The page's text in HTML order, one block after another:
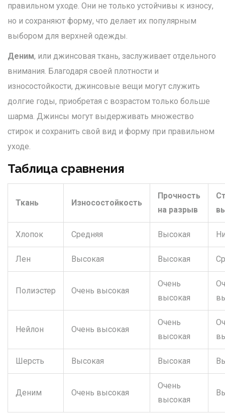
правильном уходе. Они не только устойчивы к износу,
но и сохраняют форму, что делает их популярным
выбором для верхней одежды.
Деним, или джинсовая ткань, заслуживает отдельного
внимания. Благодаря своей плотности и
износостойкости, джинсовые вещи могут служить
долгие годы, приобретая с возрастом только больше
шарма. Джинсы могут выдерживать множество
стирок и сохранить свой вид и форму при правильном
уходе.
Таблица сравнения
Ткань Износостойкость
Прочность
на разрыв
Хлопок Средняя Высокая
Лен Высокая Высокая
Полиэстер Очень высокая
Очень
высокая
Нейлон Очень высокая
Очень
высокая
Шерсть Высокая Высокая
Деним Очень высокая
Очень
высокая